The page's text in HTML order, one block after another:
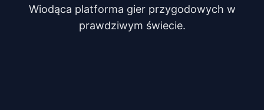
Wiodąca platforma gier przygodowych w
prawdziwym świecie.